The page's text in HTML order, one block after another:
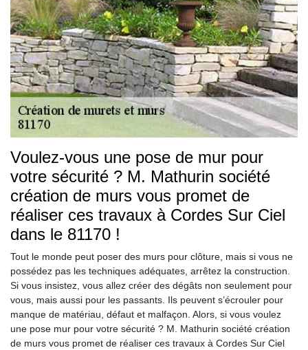
Voulez-vous une pose de mur pour
votre sécurité ? M. Mathurin société
création de murs vous promet de
réaliser ces travaux à Cordes Sur Ciel
dans le 81170 !
Tout le monde peut poser des murs pour clôture, mais si vous ne
possédez pas les techniques adéquates, arrêtez la construction.
Si vous insistez, vous allez créer des dégâts non seulement pour
vous, mais aussi pour les passants. Ils peuvent s’écrouler pour
manque de matériau, défaut et malfaçon. Alors, si vous voulez
une pose mur pour votre sécurité ? M. Mathurin société création
de murs vous promet de réaliser ces travaux à Cordes Sur Ciel